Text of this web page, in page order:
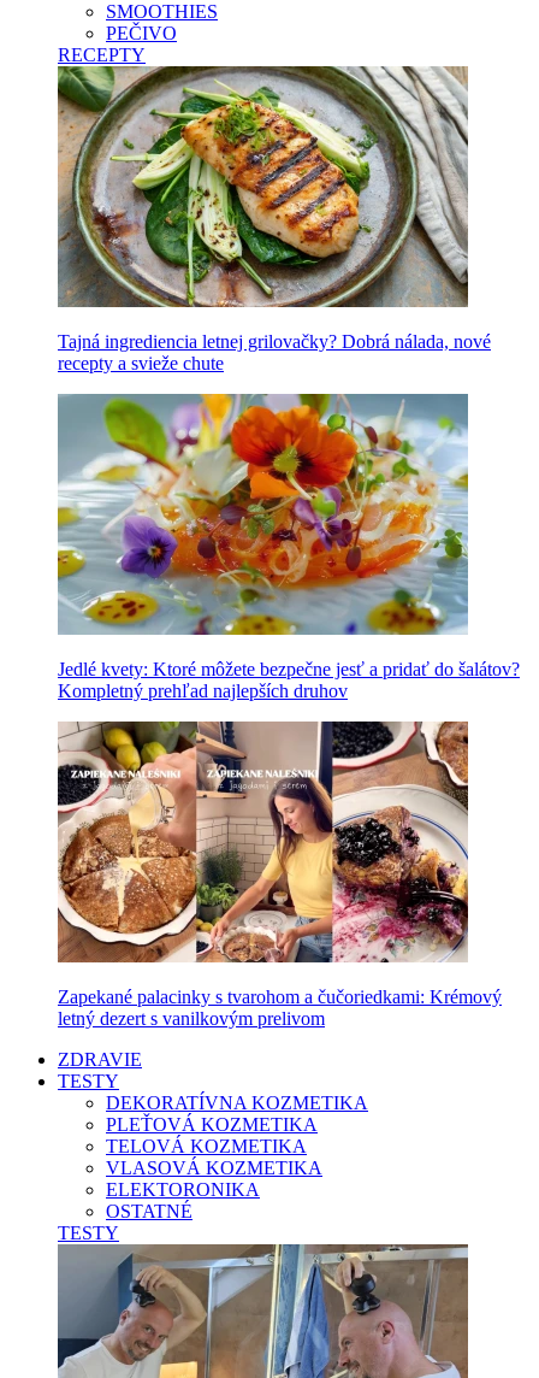
SMOOTHIES
PEČIVO
RECEPTY
Tajná ingrediencia letnej grilovačky? Dobrá nálada, nové
recepty a svieže chute
Jedlé kvety: Ktoré môžete bezpečne jesť a pridať do šalátov?
Kompletný prehľad najlepších druhov
Zapekané palacinky s tvarohom a čučoriedkami: Krémový
letný dezert s vanilkovým prelivom
ZDRAVIE
TESTY
DEKORATÍVNA KOZMETIKA
PLEŤOVÁ KOZMETIKA
TELOVÁ KOZMETIKA
VLASOVÁ KOZMETIKA
ELEKTORONIKA
OSTATNÉ
TESTY